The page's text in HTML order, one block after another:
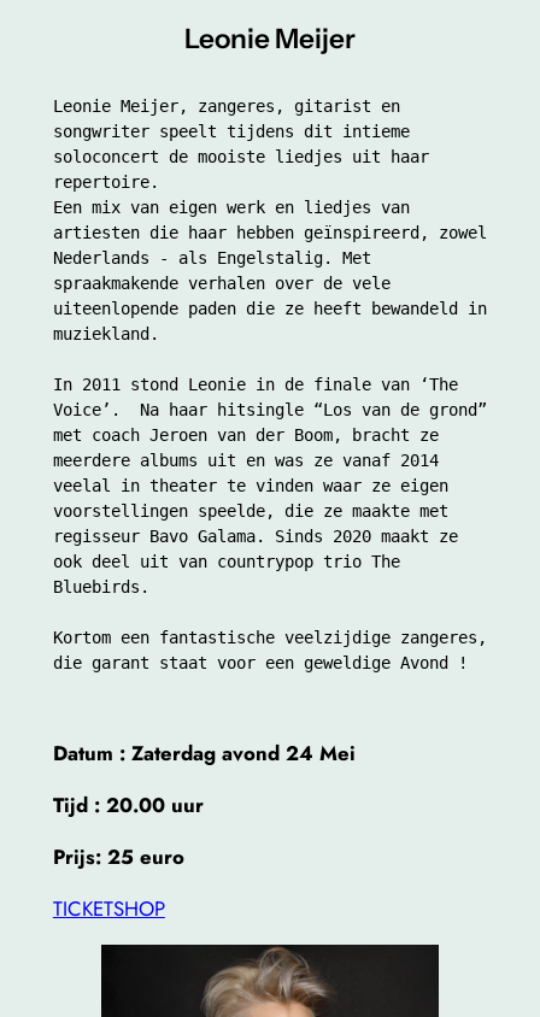
Leonie Meijer
Leonie Meijer, zangeres, gitarist en
songwriter speelt tijdens dit intieme
soloconcert de mooiste liedjes uit haar
repertoire.
Een mix van eigen werk en liedjes van
artiesten die haar hebben geïnspireerd, zowel
Nederlands - als Engelstalig. Met
spraakmakende verhalen over de vele
uiteenlopende paden die ze heeft bewandeld in
muziekland.
In 2011 stond Leonie in de finale van ‘The
Voice’.  Na haar hitsingle “Los van de grond”
met coach Jeroen van der Boom, bracht ze
meerdere albums uit en was ze vanaf 2014
veelal in theater te vinden waar ze eigen
voorstellingen speelde, die ze maakte met
regisseur Bavo Galama. Sinds 2020 maakt ze
ook deel uit van countrypop trio The
Bluebirds.
Kortom een fantastische veelzijdige zangeres,
die garant staat voor een geweldige Avond !
Datum : Zaterdag avond 24 Mei
Tijd : 20.00 uur
Prijs: 25 euro
TICKETSHOP